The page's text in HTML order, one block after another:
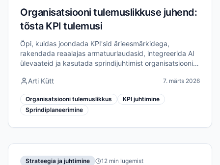
Organisatsiooni tulemuslikkuse juhend:
tõsta KPI tulemusi
Õpi, kuidas joondada KPI'sid ärieesmärkidega,
rakendada reaalajas armatuurlaudasid, integreerida AI
ülevaateid ja kasutada sprindijuhtimist organisatsiooni
Arti Kütt
7. märts 2026
Organisatsiooni tulemuslikkus
KPI juhtimine
Sprindiplaneerimine
Strateegia ja juhtimine 12 min lugemist